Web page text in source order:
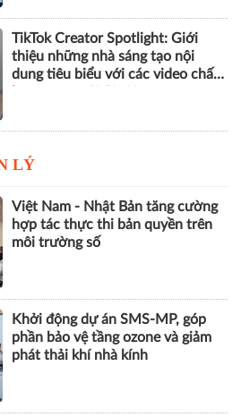
VietOffice 2026 quy tụ 130 doanh
nghiệp, trình diễn loạt giải pháp
văn phòng thông minh
TikTok Creator Spotlight: Giới
lượng cao tại Việt Nam
LÝ
Việt Nam - Nhật Bản tăng cường
hợp tác thực thi bản quyền trên
môi trường số